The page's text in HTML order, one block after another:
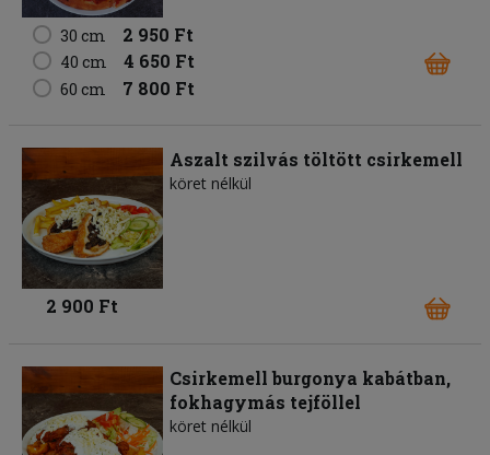
30 cm 2 950 Ft
40 cm 4 650 Ft
60 cm 7 800 Ft
Aszalt szilvás töltött csirkemell
köret nélkül
2 900 Ft
Csirkemell burgonya kabátban,
fokhagymás tejföllel
köret nélkül